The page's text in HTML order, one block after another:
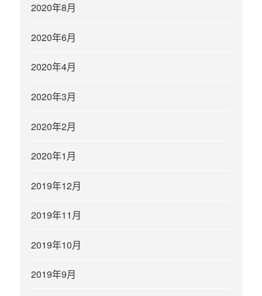
2020年8月
2020年6月
2020年4月
2020年3月
2020年2月
2020年1月
2019年12月
2019年11月
2019年10月
2019年9月